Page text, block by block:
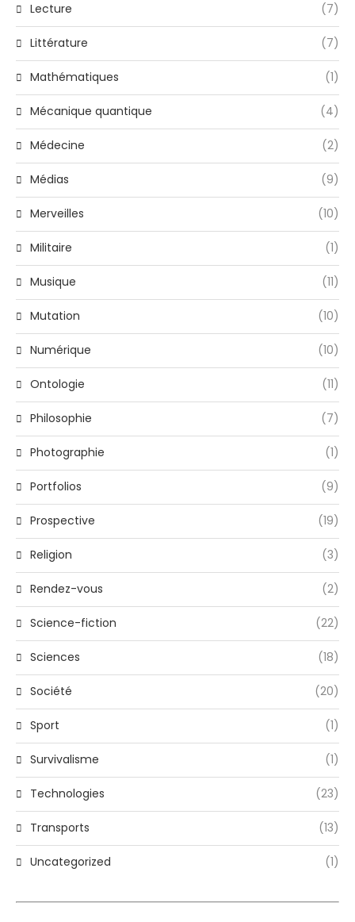
Lecture (7)
Littérature (7)
Mathématiques (1)
Mécanique quantique (4)
Médecine (2)
Médias (9)
Merveilles (10)
Militaire (1)
Musique (11)
Mutation (10)
Numérique (10)
Ontologie (11)
Philosophie (7)
Photographie (1)
Portfolios (9)
Prospective (19)
Religion (3)
Rendez-vous (2)
Science-fiction (22)
Sciences (18)
Société (20)
Sport (1)
Survivalisme (1)
Technologies (23)
Transports (13)
Uncategorized (1)